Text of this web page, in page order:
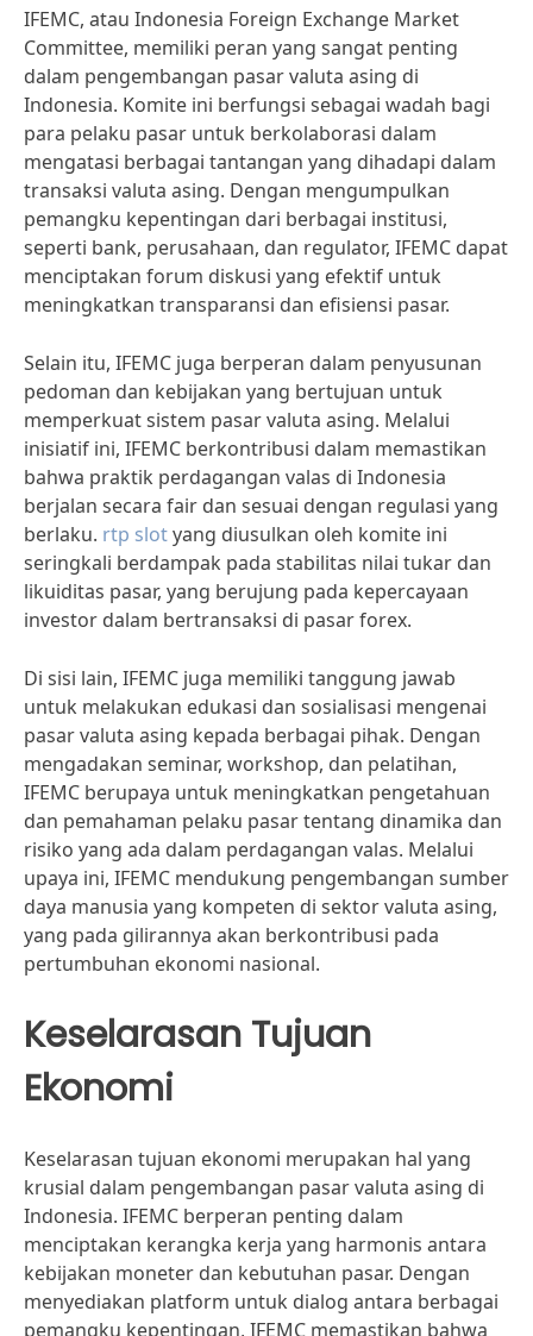
IFEMC, atau Indonesia Foreign Exchange Market
Committee, memiliki peran yang sangat penting
dalam pengembangan pasar valuta asing di
Indonesia. Komite ini berfungsi sebagai wadah bagi
para pelaku pasar untuk berkolaborasi dalam
mengatasi berbagai tantangan yang dihadapi dalam
transaksi valuta asing. Dengan mengumpulkan
pemangku kepentingan dari berbagai institusi,
seperti bank, perusahaan, dan regulator, IFEMC dapat
menciptakan forum diskusi yang efektif untuk
meningkatkan transparansi dan efisiensi pasar.
Selain itu, IFEMC juga berperan dalam penyusunan
pedoman dan kebijakan yang bertujuan untuk
memperkuat sistem pasar valuta asing. Melalui
inisiatif ini, IFEMC berkontribusi dalam memastikan
bahwa praktik perdagangan valas di Indonesia
berjalan secara fair dan sesuai dengan regulasi yang
berlaku. rtp slotyang diusulkan oleh komite ini
seringkali berdampak pada stabilitas nilai tukar dan
likuiditas pasar, yang berujung pada kepercayaan
investor dalam bertransaksi di pasar forex.
Di sisi lain, IFEMC juga memiliki tanggung jawab
untuk melakukan edukasi dan sosialisasi mengenai
pasar valuta asing kepada berbagai pihak. Dengan
mengadakan seminar, workshop, dan pelatihan,
IFEMC berupaya untuk meningkatkan pengetahuan
dan pemahaman pelaku pasar tentang dinamika dan
risiko yang ada dalam perdagangan valas. Melalui
upaya ini, IFEMC mendukung pengembangan sumber
daya manusia yang kompeten di sektor valuta asing,
yang pada gilirannya akan berkontribusi pada
pertumbuhan ekonomi nasional.
Keselarasan Tujuan
Ekonomi
Keselarasan tujuan ekonomi merupakan hal yang
krusial dalam pengembangan pasar valuta asing di
Indonesia. IFEMC berperan penting dalam
menciptakan kerangka kerja yang harmonis antara
kebijakan moneter dan kebutuhan pasar. Dengan
menyediakan platform untuk dialog antara berbagai
pemangku kepentingan, IFEMC memastikan bahwa